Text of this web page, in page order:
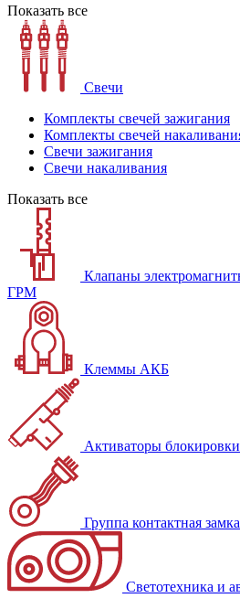
Показать все
Свечи
Комплекты свечей зажигания
Комплекты свечей
Свечи зажигания
Свечи накаливания
Показать все
Клапаны
ГРМ
Клеммы АКБ
Активаторы блокировки
Группа контактная
Светотехника и